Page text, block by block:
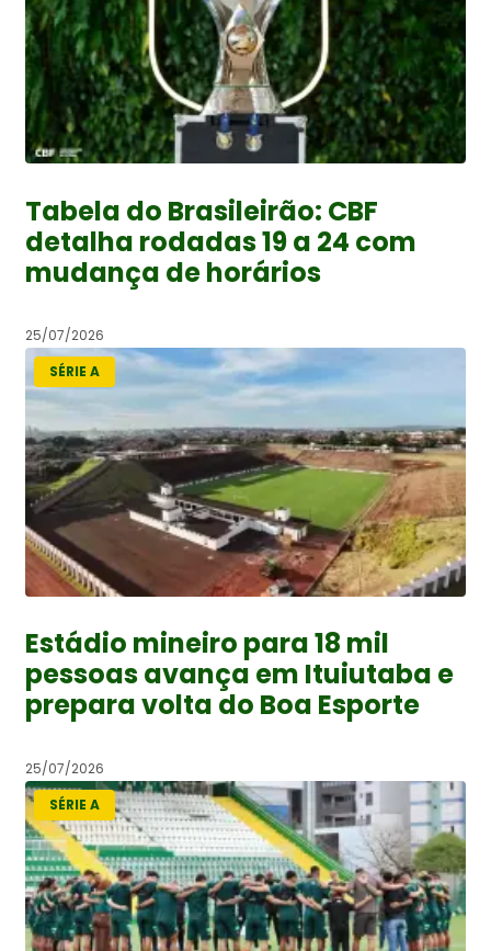
Tabela do Brasileirão: CBF
detalha rodadas 19 a 24 com
mudança de horários
25/07/2026
SÉRIE A
Estádio mineiro para 18 mil
pessoas avança em Ituiutaba e
prepara volta do Boa Esporte
25/07/2026
SÉRIE A